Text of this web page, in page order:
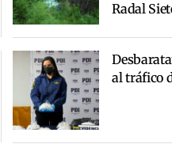
Radal
al tráfico